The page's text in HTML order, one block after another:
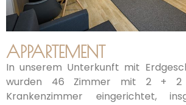
APPARTEMENT
In unserem Unterkunft mit
wurden 46 Zimmer mit 2 +
Krankenzimmer eingerichtet,